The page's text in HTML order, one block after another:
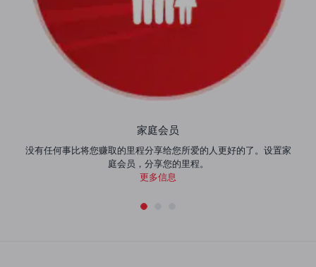
家庭会员
没有任何事比将您赚取的里程分享给您所爱的人更好的了。设置家
庭会员，分享您的里程。
更多信息